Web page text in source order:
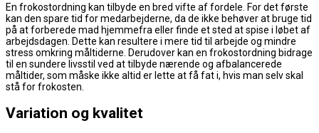
En frokostordning kan tilbyde en bred vifte af fordele. For det første
kan den spare tid for medarbejderne, da de ikke behøver at bruge tid
på at forberede mad hjemmefra eller finde et sted at spise i løbet af
arbejdsdagen. Dette kan resultere i mere tid til arbejde og mindre
stress omkring måltiderne. Derudover kan en frokostordning bidrage
til en sundere livsstil ved at tilbyde nærende og afbalancerede
måltider, som måske ikke altid er lette at få fat i, hvis man selv skal
stå for frokosten.
Variation og kvalitet